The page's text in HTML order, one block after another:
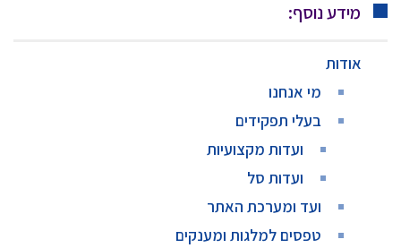
מידע נוסף:
אודות
מי אנחנו
בעלי תפקידים
ועדות מקצועיות
ועדות סל
ועד ומערכת האתר
טפסים למלגות ומענקים